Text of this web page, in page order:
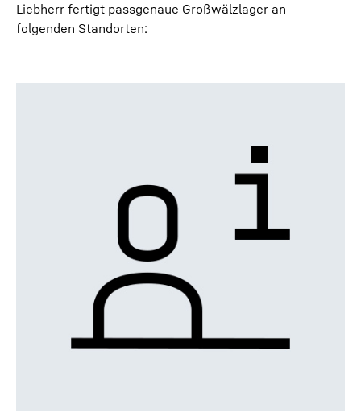
Liebherr fertigt passgenaue Großwälzlager an
folgenden Standorten: